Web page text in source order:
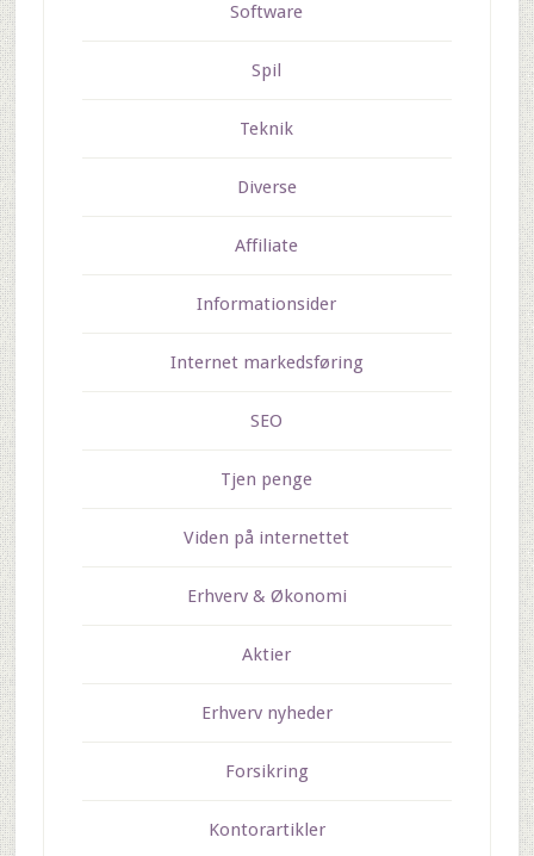
Software
Spil
Teknik
Diverse
Affiliate
Informationsider
Internet markedsføring
SEO
Tjen penge
Viden på internettet
Erhverv & Økonomi
Aktier
Erhverv nyheder
Forsikring
Kontorartikler